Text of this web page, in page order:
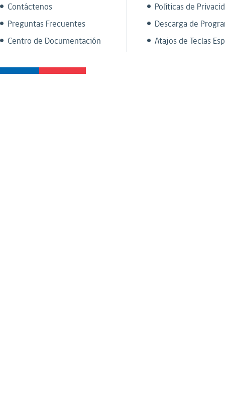
Contáctenos
Preguntas Frecuentes
Centro de Documentación
Políticas de
Descarga de
Atajos de Teclas